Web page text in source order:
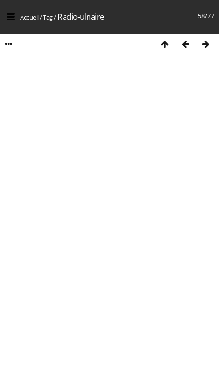
58/77
Accueil/Tag/Radio-ulnaire